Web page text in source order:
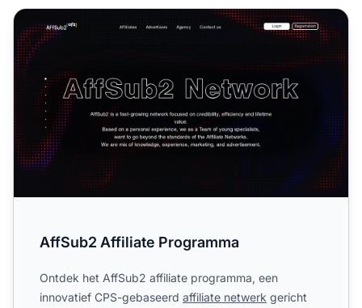
AffSub2 Affiliate Programma
AffSub2 Affiliate Programma
Ontdek het AffSub2 affiliate programma, een
innovatief CPS-gebaseerd affiliate netwerk gericht